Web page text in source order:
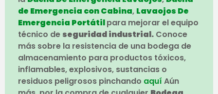
de Emergencia con Cabina, Lavaojos De
Emergencia Portátilpara mejorar el equipo
técnico deseguridad industrial. Conoce
más sobre la resistencia de una bodega de
almacenamiento para productos tóxicos,
inflamables, explosivos, sustancias o
residuos peligrosos pinchando aquí Aún